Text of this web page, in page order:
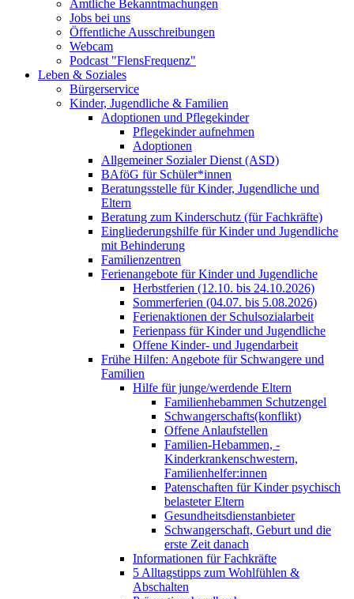
Amtliche Bekanntmachungen
Jobs bei uns
Öffentliche Ausschreibungen
Webcam
Podcast "FlensFrequenz"
Leben & Soziales
Bürgerservice
Kinder, Jugendliche & Familien
Adoptionen und Pflegekinder
Pflegekinder aufnehmen
Adoptionen
Allgemeiner Sozialer Dienst (ASD)
BAföG für Schüler*innen
Beratungsstelle für Kinder, Jugendliche und
Eltern
Beratung zum Kinderschutz (für Fachkräfte)
Eingliederungshilfe für Kinder und Jugendliche
mit Behinderung
Familienzentren
Ferienangebote für Kinder und Jugendliche
Herbstferien (12.10. bis 24.10.2026)
Sommerferien (04.07. bis 5.08.2026)
Ferienaktionen der Schulsozialarbeit
Ferienpass für Kinder und Jugendliche
Offene Kinder- und Jugendarbeit
Frühe Hilfen: Angebote für Schwangere und
Familien
Hilfe für junge/werdende Eltern
Familienhebammen Schutzengel
Schwangerschafts(konflikt)
Offene Anlaufstellen
Familien-Hebammen, -
Kinderkrankenschwestern,
Familienhelfer:innen
Patenschaften für Kinder psychisch
belasteter Eltern
Gesundheitsdienstanbieter
Schwangerschaft, Geburt und die
erste Zeit danach
Informationen für Fachkräfte
5 Alltagstipps zum Wohlfühlen &
Abschalten